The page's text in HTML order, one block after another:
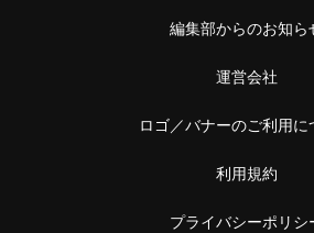
編集部からのお知ら
運営会社
ロゴ／バナーのご利用に
利用規約
プライバシーポリシ